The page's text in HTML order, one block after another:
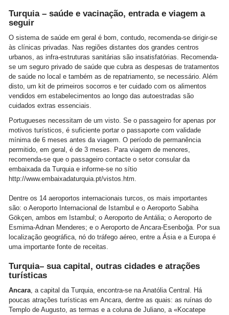
Turquia – saúde e vacinação, entrada e viagem a
seguir
O sistema de saúde em geral é bom, contudo, recomenda-se dirigir-se
às clínicas privadas. Nas regiões distantes dos grandes centros
urbanos, as infra-estruturas sanitárias são insatisfatórias. Recomenda-
se um seguro privado de saúde que cubra as despesas de tratamentos
de saúde no local e também as de repatriamento, se necessário. Além
disto, um kit de primeiros socorros e ter cuidado com os alimentos
vendidos em estabelecimentos ao longo das autoestradas são
cuidados extras essenciais.
Portugueses necessitam de um visto. Se o passageiro for apenas por
motivos turísticos, é suficiente portar o passaporte com validade
mínima de 6 meses antes da viagem. O período de permanência
permitido, em geral, é de 3 meses. Para viagem de menores,
recomenda-se que o passageiro contacte o setor consular da
embaixada da Turquia e informe-se no sítio
http://www.embaixadaturquia.pt/vistos.htm.
Dentre os 14 aeroportos internacionais turcos, os mais importantes
são: o Aeroporto Internacional de Istambul e o Aeroporto Sabiha
Gökçen, ambos em Istambul; o Aeroporto de Antália; o Aeroporto de
Esmirna-Adnan Menderes; e o Aeroporto de Ancara-Esenboğa. Por sua
localização geográfica, nó do tráfego aéreo, entre a Ásia e a Europa é
uma importante fonte de receitas.
Turquia– sua capital, outras cidades e atrações
turísticas
Ancara, a capital da Turquia, encontra-se na Anatólia Central. Há
poucas atrações turísticas em Ancara, dentre as quais: as ruínas do
Templo de Augusto, as termas e a coluna de Juliano, a «Kocatepe